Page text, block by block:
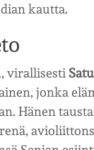
kautta.
virallisesti
jonka
Hänen